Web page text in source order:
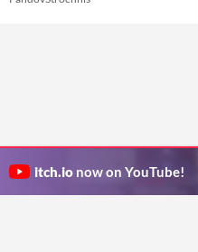
itch.io now on YouTube!